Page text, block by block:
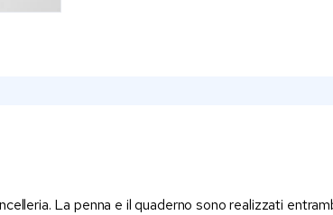
La penna e il quaderno sono realizzati